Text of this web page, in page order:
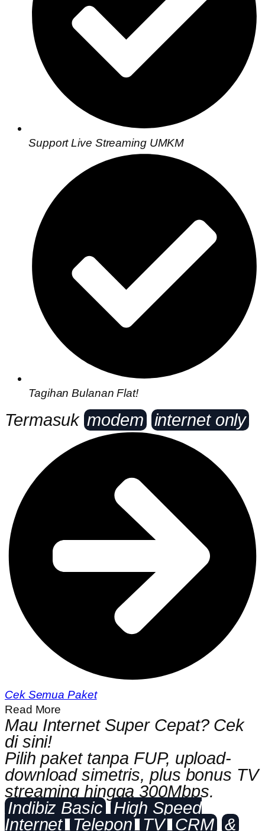
Support Live Streaming UMKM
Tagihan Bulanan Flat!
Termasukmodem internet only
Cek Semua Paket
Read More
Mau Internet Super Cepat? Cek
di sini!
Pilih paket tanpa FUP, upload-
download simetris, plus bonus TV
streaming hingga 300Mbps.
Indibiz Basic
High Speed
Internet
Telepon TV CRM &